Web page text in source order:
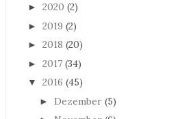
► 2020 (2)
► 2019 (2)
► 2018 (20)
► 2017 (34)
▼ 2016 (45)
► Dezember (5)